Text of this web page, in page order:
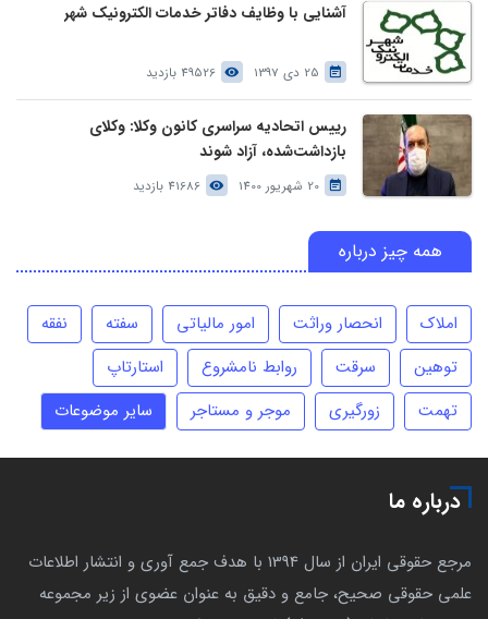
آشنایی با وظایف دفاتر خدمات الکترونیک شهر
25 دی 1397 49526 بازدید
رییس اتحادیه سراسری کانون وکلا: وکلای
بازداشت‌شده، آزاد شوند
20 شهریور 1400 41686 بازدید
همه چیز درباره
املاک انحصار وراثت امور مالیاتی سفته
نفقه
توهین
سرقت روابط نامشروع
استارتاپ
تهمت
زورگیری موجر و مستاجر سایر موضوعات
درباره ما
مرجع حقوقی ایران از سال 1394 با هدف جمع آوری و انتشار اطلاعات
علمی حقوقی صحیح، جامع و دقیق به عنوان عضوی از زیر مجموعه